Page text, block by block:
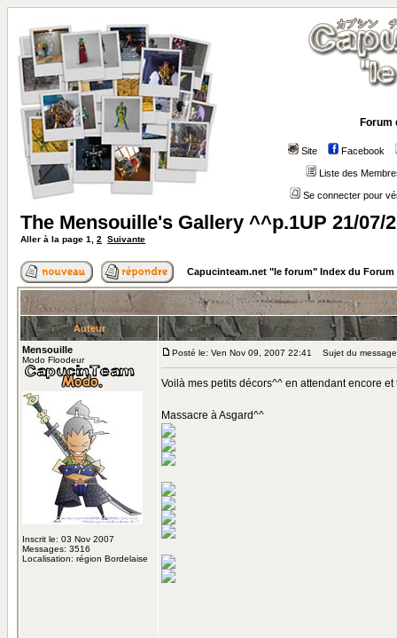
Forum
Site Facebook
Liste des
Se connecter pour
The Mensouille's Gallery ^^p.1UP 21/07/
Aller à la page 1 2 Suivante
Capucinteam.net "le forum" Index du Forum
Auteur
Mensouille
Modo Floodeur
Inscrit le: 03 Nov 2007
Messages: 3516
Localisation: région Bordelaise
Posté le: Ven Nov 09, 2007 22:41 Sujet du
Voilà mes petits décors^^ en attendant encore
Massacre à Asgard^^